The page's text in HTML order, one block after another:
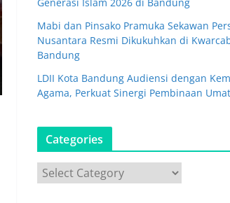
Mabi dan Pinsako Pramuka Sekawan
Nusantara Resmi Dikukuhkan di
Bandung
LDII Kota Bandung Audiensi dengan
Agama, Perkuat Sinergi Pembinaan Umat
Categories
a